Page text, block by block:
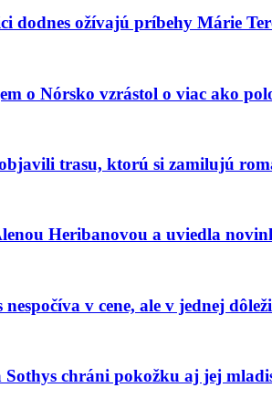
ožívajú príbehy Márie
o Nórsko vzrástol o viac ako
trasu, ktorú si zamilujú
Heribanovou a uviedla
v cene, ale v jednej
chráni pokožku aj jej